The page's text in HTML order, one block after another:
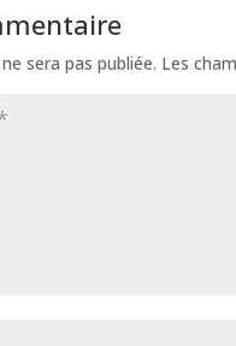
sera pas publiée. Les